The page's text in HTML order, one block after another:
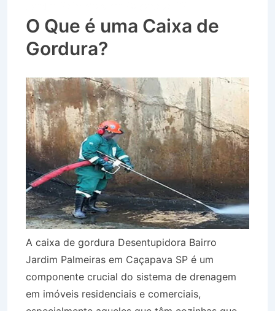
O Que é uma Caixa de
Gordura?
A caixa de gordura Desentupidora Bairro
Jardim Palmeiras em Caçapava SP é um
componente crucial do sistema de drenagem
em imóveis residenciais e comerciais,